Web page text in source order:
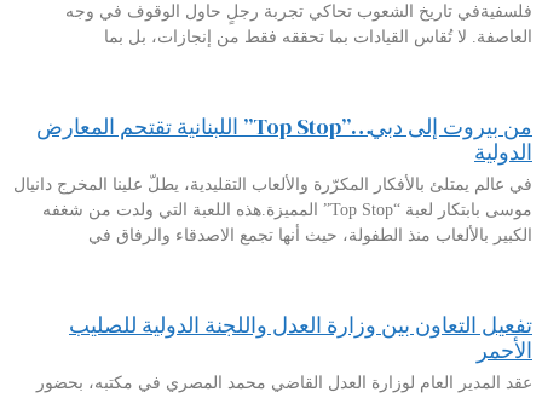
فلسفيةفي تاريخ الشعوب تحاكي تجربة رجلٍ حاول الوقوف في وجه
العاصفة. لا تُقاس القيادات بما تحققه فقط من إنجازات، بل بما
من بيروت إلى دبي…”Top Stop” اللبنانية تقتحم المعارض
الدولية
في عالم يمتلئ بالأفكار المكرّرة والألعاب التقليدية، يطلّ علينا المخرج دانيال
موسى بابتكار لعبة “Top Stop” المميزة.هذه اللعبة التي ولدت من شغفه
الكبير بالألعاب منذ الطفولة، حيث أنها تجمع الاصدقاء والرفاق في
تفعيل التعاون بين وزارة العدل واللجنة الدولية للصليب
الأحمر
عقد المدير العام لوزارة العدل القاضي محمد المصري في مكتبه، بحضور